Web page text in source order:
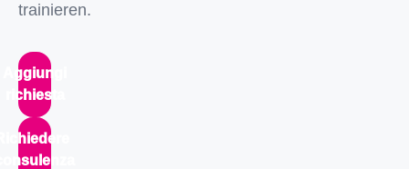
trainieren.
Aggiungi
richiesta